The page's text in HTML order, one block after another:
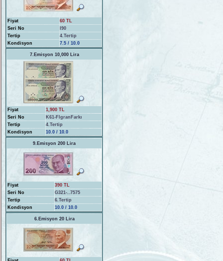
Fiyat
60 TL
Seri No
I90
Tertip
4.Tertip
Kondisyon
7.5 / 10.0
7.Emisyon 10,000 Lira
Fiyat
1,900 TL
Seri No
K61-FlgranFarkı
Tertip
4.Tertip
Kondisyon
10.0 / 10.0
9.Emisyon 200 Lira
Fiyat
390 TL
Seri No
G321-..7575
Tertip
6.Tertip
Kondisyon
10.0 / 10.0
6.Emisyon 20 Lira